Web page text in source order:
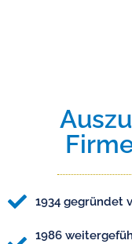
1934 gegründet
1986